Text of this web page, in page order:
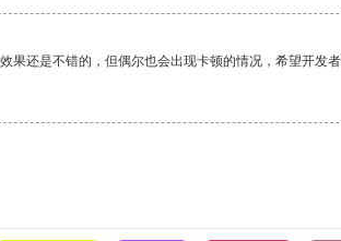
果还是不错的，但偶尔也会出现卡顿的情况，希望开发者